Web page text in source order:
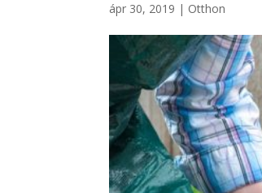
ápr 30, 2019 | Otthon